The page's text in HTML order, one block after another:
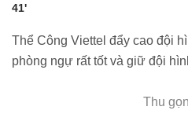
41'
Thể Công Viettel đẩy cao đội
phòng ngự rất tốt và giữ đội
Thu gọn